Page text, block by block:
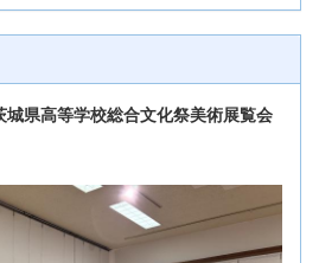
城県高等学校総合文化祭美術展覧会